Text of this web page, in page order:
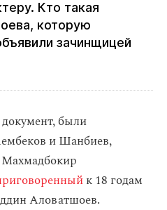
Кто такая
которую
зачинщицей
были
и Шанбиев,
к 18 годам
Аловатшоев.